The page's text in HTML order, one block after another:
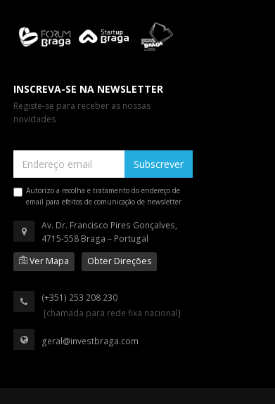
INSCREVA-SE NA NEWSLETTER
Registe-se para receber as nossas
novidades
Subscrever
Autorizo a recolha e tratamento do endereço de
email para efeitos de comunicação de newsletter
Av. Dr. Francisco Pires Gonçalves,
4715-558 Braga – Portugal
Ver Mapa
Obter Direções
(+351) 253 208 230
[chamada para rede fixa nacional]
geral@investbraga.com